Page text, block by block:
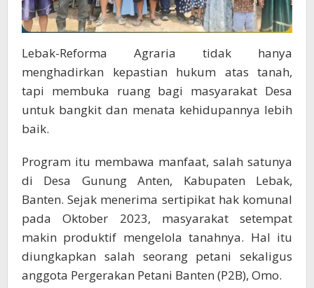
Lebak-Reforma Agraria tidak hanya
menghadirkan kepastian hukum atas tanah,
tapi membuka ruang bagi masyarakat Desa
untuk bangkit dan menata kehidupannya lebih
baik.
Program itu membawa manfaat, salah satunya
di Desa Gunung Anten, Kabupaten Lebak,
Banten. Sejak menerima sertipikat hak komunal
pada Oktober 2023, masyarakat setempat
makin produktif mengelola tanahnya. Hal itu
diungkapkan salah seorang petani sekaligus
anggota Pergerakan Petani Banten (P2B), Omo.